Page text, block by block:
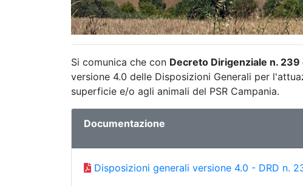
Si comunica che con Decreto Dirigenziale n.
versione 4.0 delle Disposizioni Generali per
superficie e/o agli animali del PSR Campania.
Documentazione
Disposizioni generali versione 4.0 - DRD n.